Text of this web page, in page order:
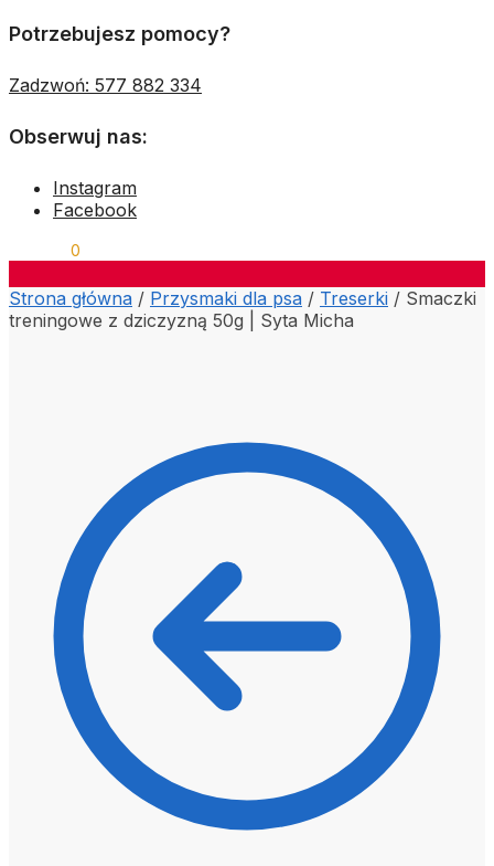
Potrzebujesz pomocy?
Zadzwoń: 577 882 334
Obserwuj nas:
Instagram
Facebook
0
Strona główna / Przysmaki dla psa / Treserki / Smaczki
treningowe z dziczyzną 50g | Syta Micha